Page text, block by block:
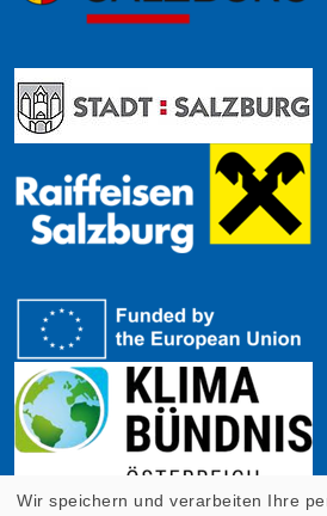
Wir speichern und verarbeiten Ihre